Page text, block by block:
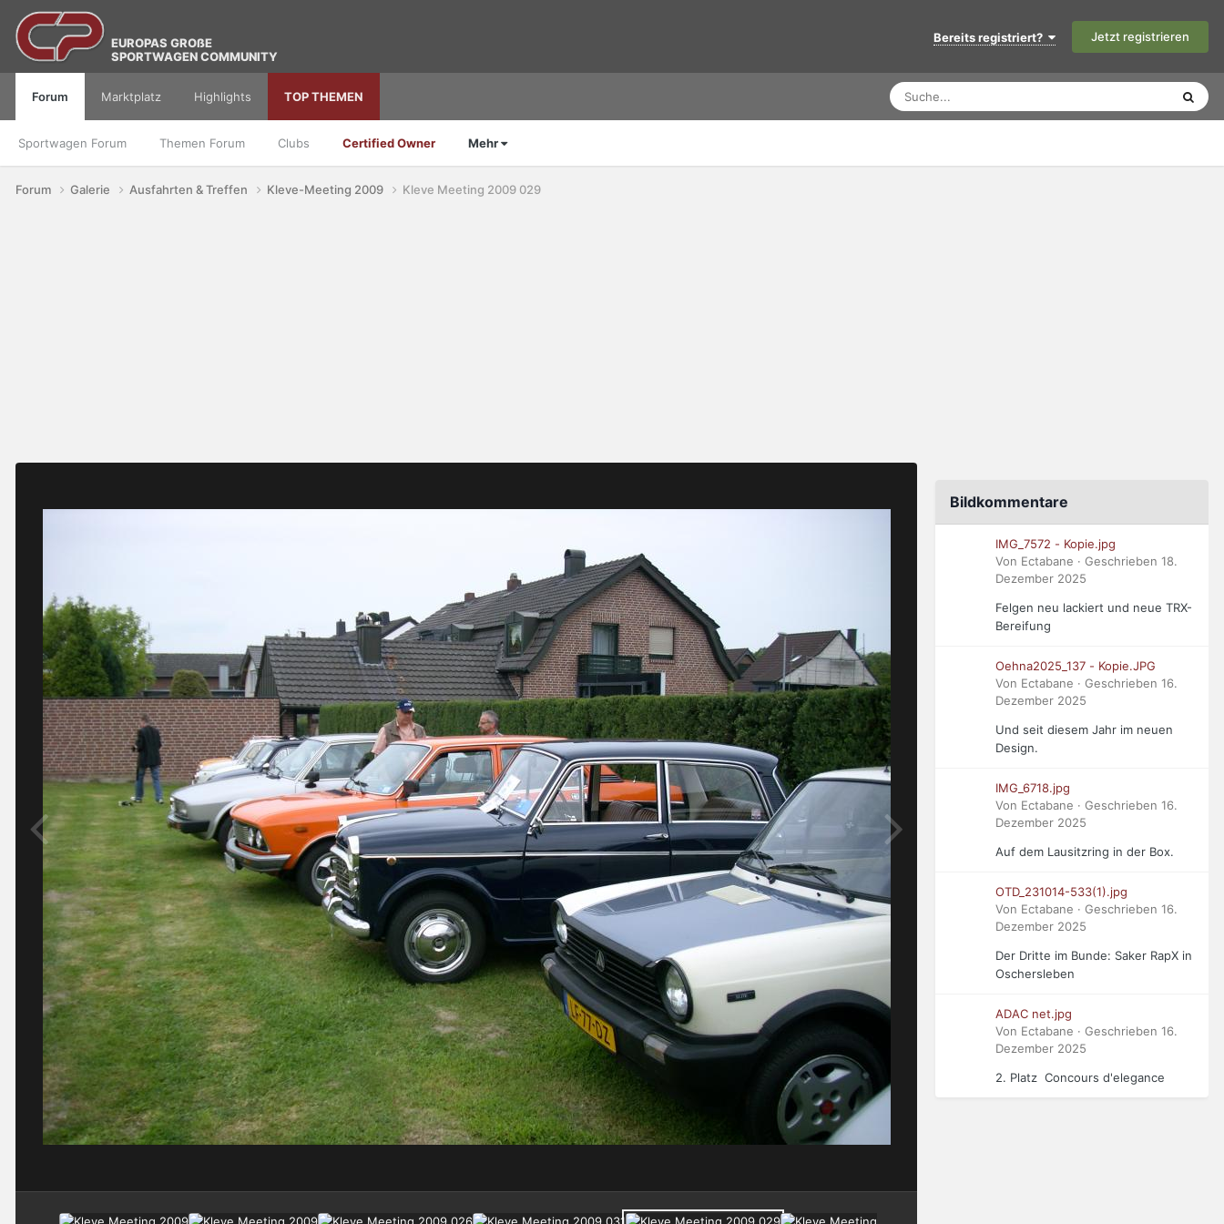
EUROPAS GROßE
SPORTWAGEN COMMUNITY
Bereits registriert? Jetzt registrieren
Forum
Sportwagen Forum Themen Forum Clubs Certified Owner Mehr
Marktplatz Highlights TOP THEMEN
Forum Galerie Ausfahrten & Treffen Kleve-Meeting 2009 Kleve Meeting 2009 029
Bildkommentare
IMG_7572 - Kopie.jpg
Von Ectabane · Geschrieben 18.
Dezember 2025
Felgen neu lackiert und neue TRX-
Bereifung
Oehna2025_137 - Kopie.JPG
Von Ectabane · Geschrieben 16.
Dezember 2025
Und seit diesem Jahr im neuen
Design.
IMG_6718.jpg
Von Ectabane · Geschrieben 16.
Dezember 2025
Auf dem Lausitzring in der Box.
OTD_231014-533(1).jpg
Von Ectabane · Geschrieben 16.
Dezember 2025
Der Dritte im Bunde: Saker RapX in
Oschersleben
ADAC net.jpg
Von Ectabane · Geschrieben 16.
Dezember 2025
2. Platz Concours d'elegance